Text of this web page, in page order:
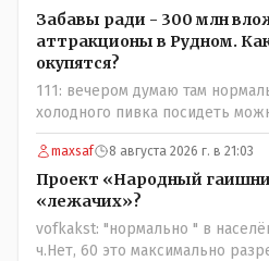
Забавы ради - 300 млн
аттракционы в Рудном.
окупятся?
111: вечером думаю там
холодного пивка посидеть
maxsaf 8 августа 2026 г. в 21:03
Проект «Народный
«лежачих»?
vofkakst: "нормально " в
ч.Нет, 60 это максимально